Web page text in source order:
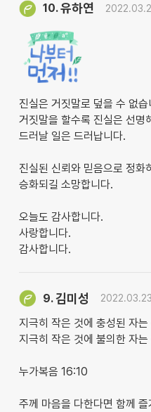
10.유하연
진실은 거짓말로 덮을 수 없습
거짓말을 할수록 진실은 선명
드러날 일은 드러납니다.
진실된 신뢰와 믿음으로 정화
승화되길 소망합니다.
오늘도 감사합니다.
사랑합니다.
감사합니다.
9.김미성
지극히 작은 것에 충성된 자
지극히 작은 것에 불의한 자
누가복음 16:10
주께 마음을 다한다면 함께